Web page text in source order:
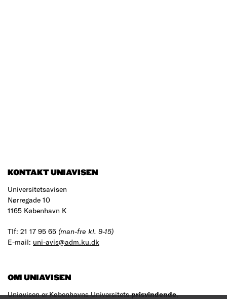
KONTAKT UNIAVISEN
Universitetsavisen
Nørregade 10
1165 København K
Tlf: 21 17 95 65 (man-fre kl. 9-15)
E-mail: uni-avis@adm.ku.dk
OM UNIAVISEN
Uniavisen er Københavns Universitetsprisvindende,